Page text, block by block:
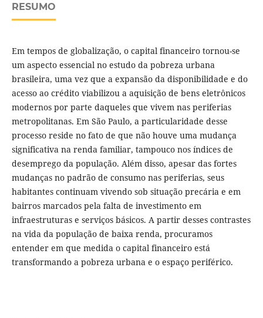
RESUMO
Em tempos de globalização, o capital financeiro tornou-se
um aspecto essencial no estudo da pobreza urbana
brasileira, uma vez que a expansão da disponibilidade e do
acesso ao crédito viabilizou a aquisição de bens eletrônicos
modernos por parte daqueles que vivem nas periferias
metropolitanas. Em São Paulo, a particularidade desse
processo reside no fato de que não houve uma mudança
significativa na renda familiar, tampouco nos índices de
desemprego da população. Além disso, apesar das fortes
mudanças no padrão de consumo nas periferias, seus
habitantes continuam vivendo sob situação precária e em
bairros marcados pela falta de investimento em
infraestruturas e serviços básicos. A partir desses contrastes
na vida da população de baixa renda, procuramos
entender em que medida o capital financeiro está
transformando a pobreza urbana e o espaço periférico.